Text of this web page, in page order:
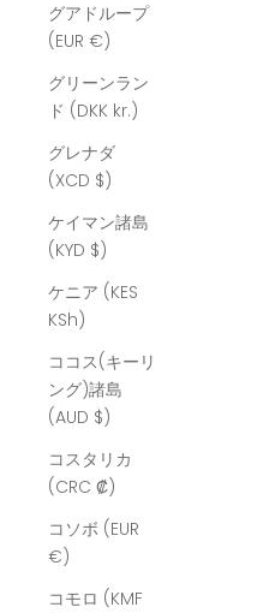
グアドループ
(EUR €)
グリーンラン
ド (DKK kr.)
グレナダ
(XCD $)
ケイマン諸島
(KYD $)
ケニア (KES
KSh)
ココス(キーリ
ング)諸島
(AUD $)
コスタリカ
(CRC ₡)
コソボ (EUR
€)
コモロ (KMF